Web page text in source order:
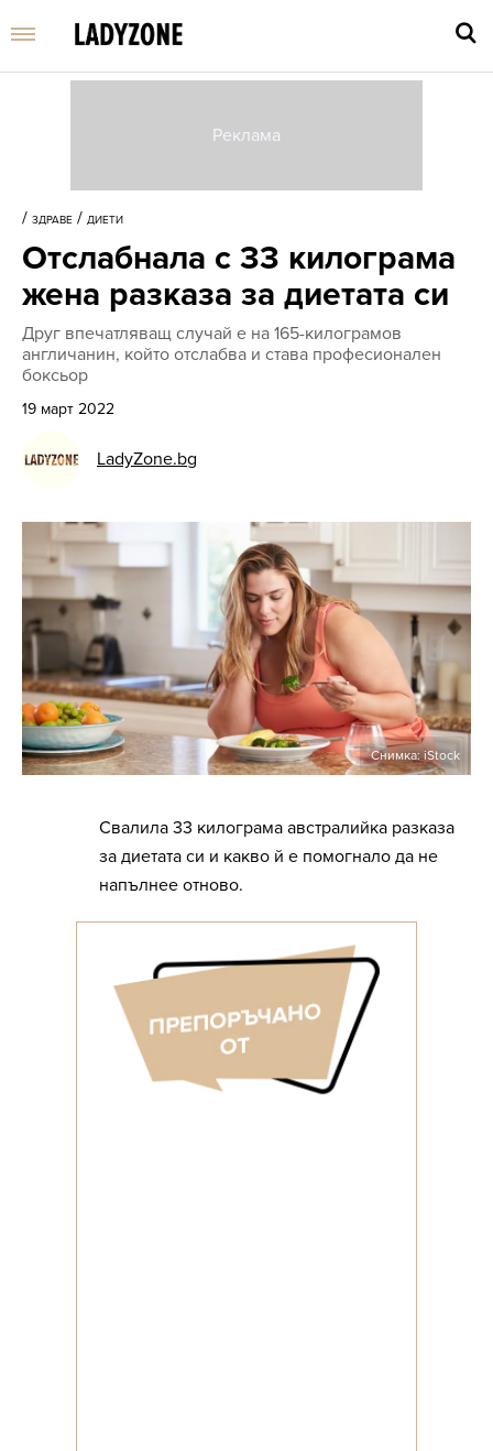
и
/ ЗДРАВЕ / ДИЕТИ
Отслабнала с 33 килограма
жена разказа за диетата си
Друг впечатляващ случай е на 165-килограмов
англичанин, който отслабва и става професионален
боксьор
19 март 2022
LadyZone.bg
Снимка: iStock
Свалила 33 килограма австралийка разказа
за диетата си и какво й е помогнало да не
напълнее отново.